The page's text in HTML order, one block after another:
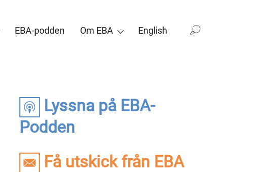
EBA-podden Om EBA English
Lyssna på EBA-
Podden
Få utskick från EBA